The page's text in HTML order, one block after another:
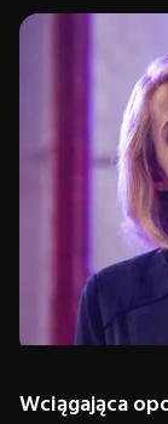
Wciągająca